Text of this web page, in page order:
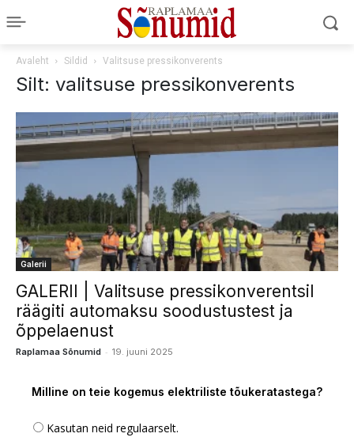
Avaleht Sildid Valitsuse pressikonverents
Silt: valitsuse pressikonverents
Galerii
GALERII | Valitsuse pressikonverentsil
räägiti automaksu soodustustest ja
õppelaenust
Raplamaa Sõnumid - 19. juuni 2025
Milline on teie kogemus elektriliste tõukeratastega?
Kasutan neid regulaarselt.